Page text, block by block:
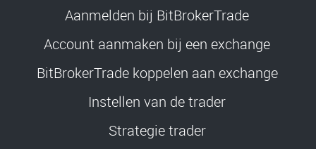
Aanmelden bij BitBrokerTrade
Account aanmaken bij een exchange
BitBrokerTrade koppelen aan exchange
Instellen van de trader
Strategie trader